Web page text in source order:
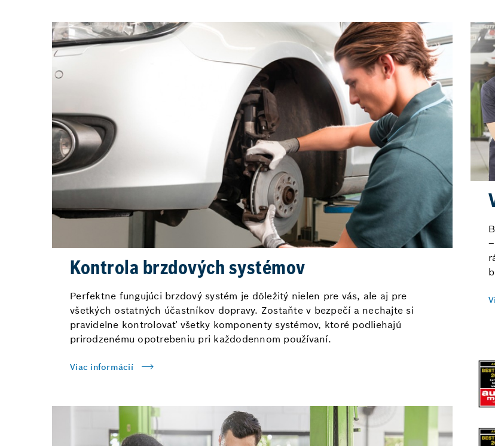
Kontrola brzdových systémov
Perfektne fungujúci brzdový systém je dôležitý nielen pre vás, ale aj pre
všetkých ostatných účastníkov dopravy. Zostaňte v bezpečí a nechajte si
pravidelne kontrolovať všetky komponenty systémov, ktoré podliehajú
prirodzenému opotrebeniu pri každodennom používaní.
Viac informácií